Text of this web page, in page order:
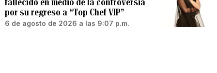
fallecido en medio de la controversia
por su regreso a “Top Chef VIP”
6 de agosto de 2026 a las 9:07 p.m.